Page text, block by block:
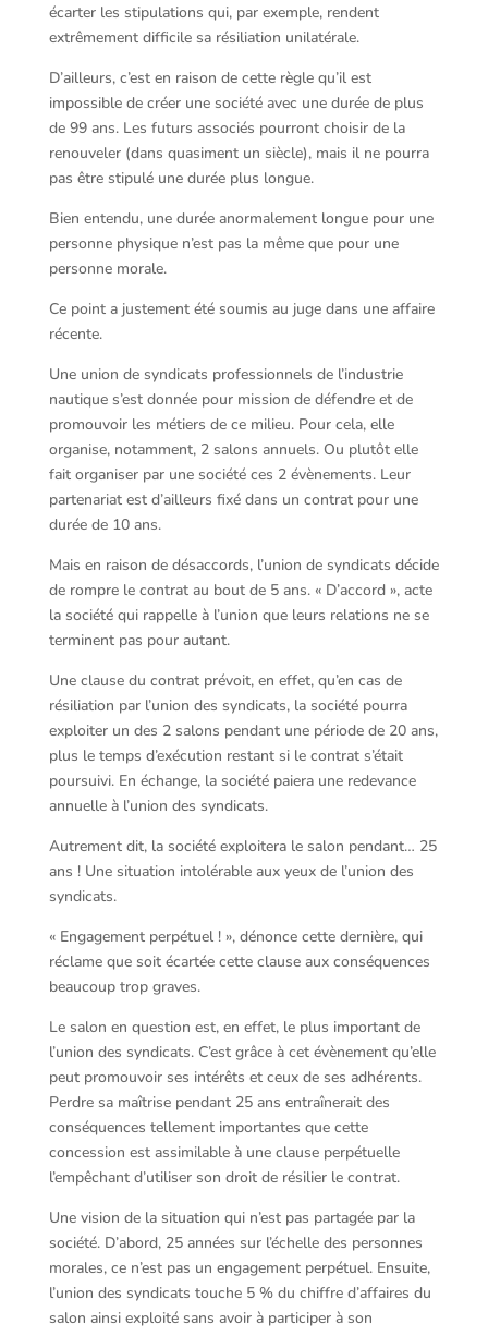
écarter les stipulations qui, par exemple, rendent
extrêmement difficile sa résiliation unilatérale.
D’ailleurs, c’est en raison de cette règle qu’il est
impossible de créer une société avec une durée de plus
de 99 ans. Les futurs associés pourront choisir de la
renouveler (dans quasiment un siècle), mais il ne pourra
pas être stipulé une durée plus longue.
Bien entendu, une durée anormalement longue pour une
personne physique n’est pas la même que pour une
personne morale.
Ce point a justement été soumis au juge dans une affaire
récente.
Une union de syndicats professionnels de l’industrie
nautique s’est donnée pour mission de défendre et de
promouvoir les métiers de ce milieu. Pour cela, elle
organise, notamment, 2 salons annuels. Ou plutôt elle
fait organiser par une société ces 2 évènements. Leur
partenariat est d’ailleurs fixé dans un contrat pour une
durée de 10 ans.
Mais en raison de désaccords, l’union de syndicats décide
de rompre le contrat au bout de 5 ans. « D’accord », acte
la société qui rappelle à l’union que leurs relations ne se
terminent pas pour autant.
Une clause du contrat prévoit, en effet, qu’en cas de
résiliation par l’union des syndicats, la société pourra
exploiter un des 2 salons pendant une période de 20 ans,
plus le temps d’exécution restant si le contrat s’était
poursuivi. En échange, la société paiera une redevance
annuelle à l’union des syndicats.
Autrement dit, la société exploitera le salon pendant… 25
ans ! Une situation intolérable aux yeux de l’union des
syndicats.
« Engagement perpétuel ! », dénonce cette dernière, qui
réclame que soit écartée cette clause aux conséquences
beaucoup trop graves.
Le salon en question est, en effet, le plus important de
l’union des syndicats. C’est grâce à cet évènement qu’elle
peut promouvoir ses intérêts et ceux de ses adhérents.
Perdre sa maîtrise pendant 25 ans entraînerait des
conséquences tellement importantes que cette
concession est assimilable à une clause perpétuelle
l’empêchant d’utiliser son droit de résilier le contrat.
Une vision de la situation qui n’est pas partagée par la
société. D’abord, 25 années sur l’échelle des personnes
morales, ce n’est pas un engagement perpétuel. Ensuite,
l’union des syndicats touche 5 % du chiffre d’affaires du
salon ainsi exploité sans avoir à participer à son